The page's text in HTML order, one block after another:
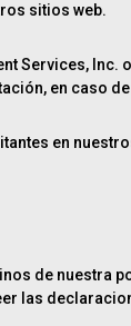
sitios web.
Services, Inc.
en caso
en
de nuestra
las